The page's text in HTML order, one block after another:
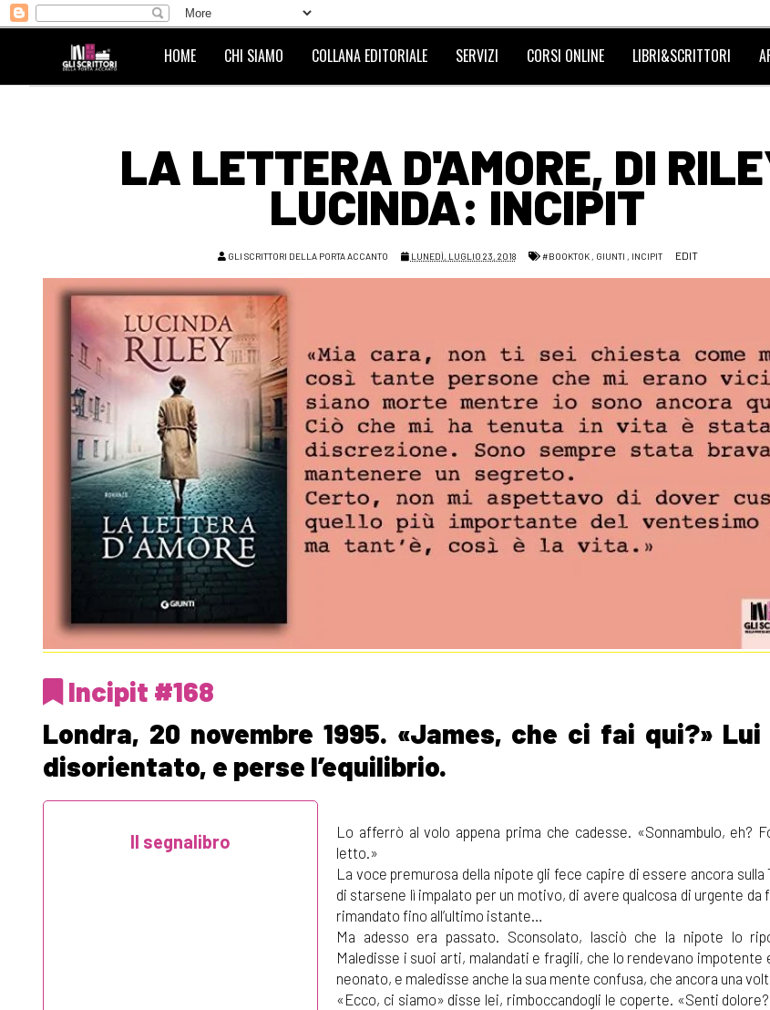
HOME CHI SIAMO COLLANA EDITORIALE SERVIZI CORSI ONLINE LIBRI&SCRITTORI
LA LETTERA D'AMORE, DI
LUCINDA: INCIPIT
GLI SCRITTORI DELLA PORTA ACCANTO LUNEDÌ, LUGLIO 23, 2018 #BOOKTOK, GIUNTI , INCIPIT EDIT
Incipit #168
Londra, 20 novembre 1995. «James, che ci fai qui?»
disorientato, e perse l’equilibrio.
Lo afferrò al volo appena prima che cadesse. «Sonnambulo, eh?
letto.»
La voce premurosa della nipote gli fece capire di essere ancora sulla
di starsene lì impalato per un motivo, di avere qualcosa di urgente da
rimandato fino all’ultimo istante…
Ma adesso era passato. Sconsolato, lasciò che la nipote lo
Maledisse i suoi arti, malandati e fragili, che lo rendevano impotente
neonato, e maledisse anche la sua mente confusa, che ancora una
«Ecco, ci siamo» disse lei, rimboccandogli le coperte. «Senti dolore?